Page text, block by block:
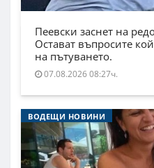
Пеевски заснет на
Остават въпросите
на пътуването.
07.08.2026 08:27ч.
ВОДЕЩИ НОВИНИ